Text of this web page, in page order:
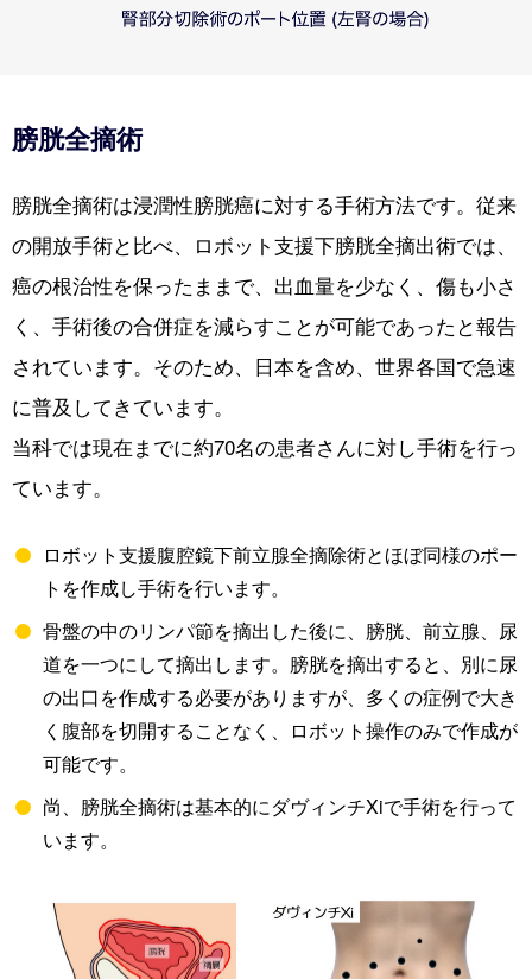
膀胱全摘術
膀胱全摘術は浸潤性膀胱癌に対する手術方法です。従来
の開放手術と比べ、ロボット支援下膀胱全摘出術では、
癌の根治性を保ったままで、出血量を少なく、傷も小さ
く、手術後の合併症を減らすことが可能であったと報告
されています。そのため、日本を含め、世界各国で急速
に普及してきています。
当科では現在までに約70名の患者さんに対し手術を行っ
ています。
ロボット支援腹腔鏡下前立腺全摘除術とほぼ同様のポー
トを作成し手術を行います。
骨盤の中のリンパ節を摘出した後に、膀胱、前立腺、尿
道を一つにして摘出します。膀胱を摘出すると、別に尿
の出口を作成する必要がありますが、多くの症例で大き
く腹部を切開することなく、ロボット操作のみで作成が
可能です。
尚、膀胱全摘術は基本的にダヴィンチXiで手術を行って
います。